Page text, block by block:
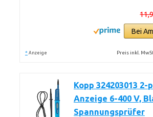
Bei
* Anzeige Preis inkl.
Kopp 324203013 2-
Anzeige 6-400 V,
Spannungsprüfer